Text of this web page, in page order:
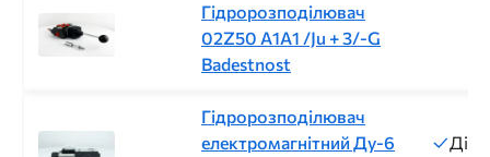
Гідророзподілювач
02Z50 A1A1 /Ju + 3/-G
Badestnost
Гідророзподілювач
електромагнітний Ду-6